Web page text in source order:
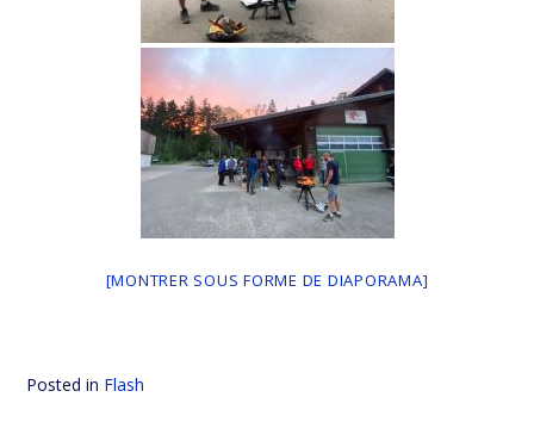
[MONTRER SOUS FORME DE DIAPORAMA]
Posted in Flash